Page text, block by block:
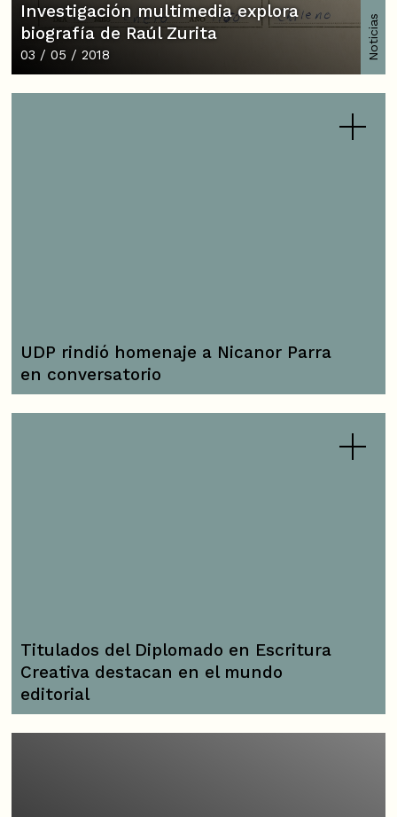
Investigación multimedia explora
biografía de Raúl Zurita
03 / 05 / 2018 Noticias
UDP rindió homenaje a Nicanor Parra
en conversatorio
Titulados del Diplomado en Escritura
Creativa destacan en el mundo
editorial